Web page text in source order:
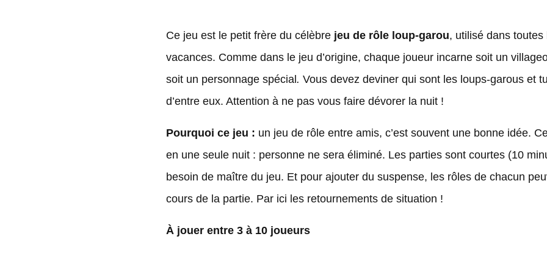
Ce jeu est le petit frère du célèbre jeu de rôle loup-garou, utilisé dans
vacances. Comme dans le jeu d’origine, chaque joueur incarne soit un
soit un personnage spécial. Vous devez deviner qui sont les loups-garous et
d’entre eux. Attention à ne pas vous faire dévorer la nuit !
Pourquoi ce jeu : un jeu de rôle entre amis, c’est souvent une bonne idée.
en une seule nuit : personne ne sera éliminé. Les parties sont courtes (10
besoin de maître du jeu. Et pour ajouter du suspense, les rôles de chacun
cours de la partie. Par ici les retournements de situation !
À jouer entre 3 à 10 joueurs